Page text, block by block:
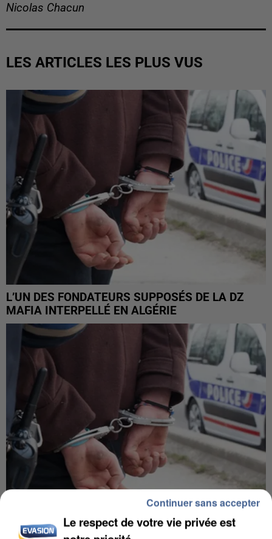
Nicolas Chacun
LES ARTICLES LES PLUS VUS
L’UN DES FONDATEURS SUPPOSÉS DE LA DZ
MAFIA INTERPELLÉ EN ALGÉRIE
UN SECOND CADRE DE LA DZ MAFIA
Le respect de votre vie privée est
Continuer sans accepter